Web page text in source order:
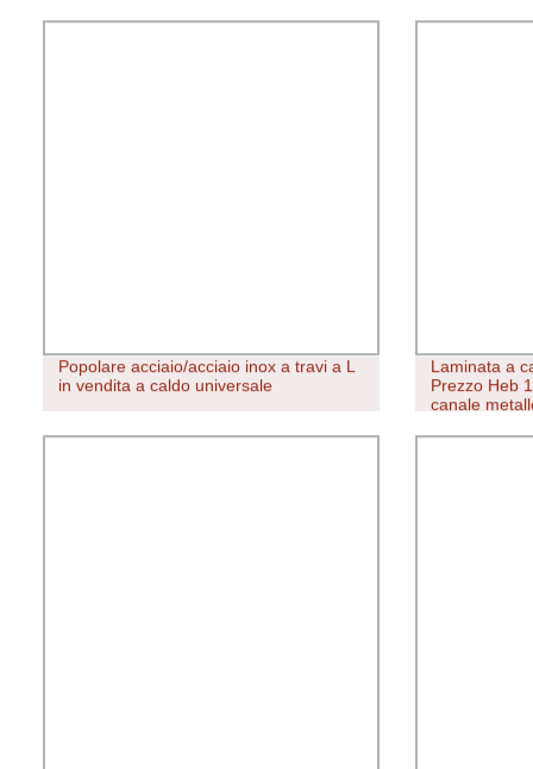
Popolare acciaio/acciaio inox a travi a L
in vendita a caldo universale
Laminata a
Prezzo Heb
canale